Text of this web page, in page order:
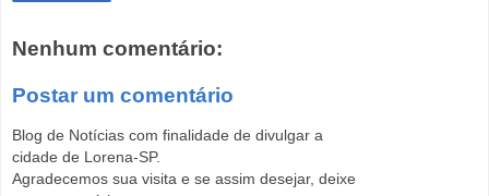
Nenhum comentário:
Postar um comentário
Blog de Notícias com finalidade de divulgar a
cidade de Lorena-SP.
Agradecemos sua visita e se assim desejar, deixe